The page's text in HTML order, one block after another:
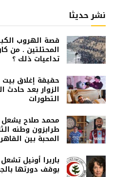
نشر حديثا
قصة الهروب
المحتلتين . من
تداعيات ذلك ؟
حقيقة إغلاق
الزوار بعد حادث
التطورات
محمد صلاح يشعل
طرابزون وطنه
المحبة بين
باربرا أونيل
بوقف دورتها